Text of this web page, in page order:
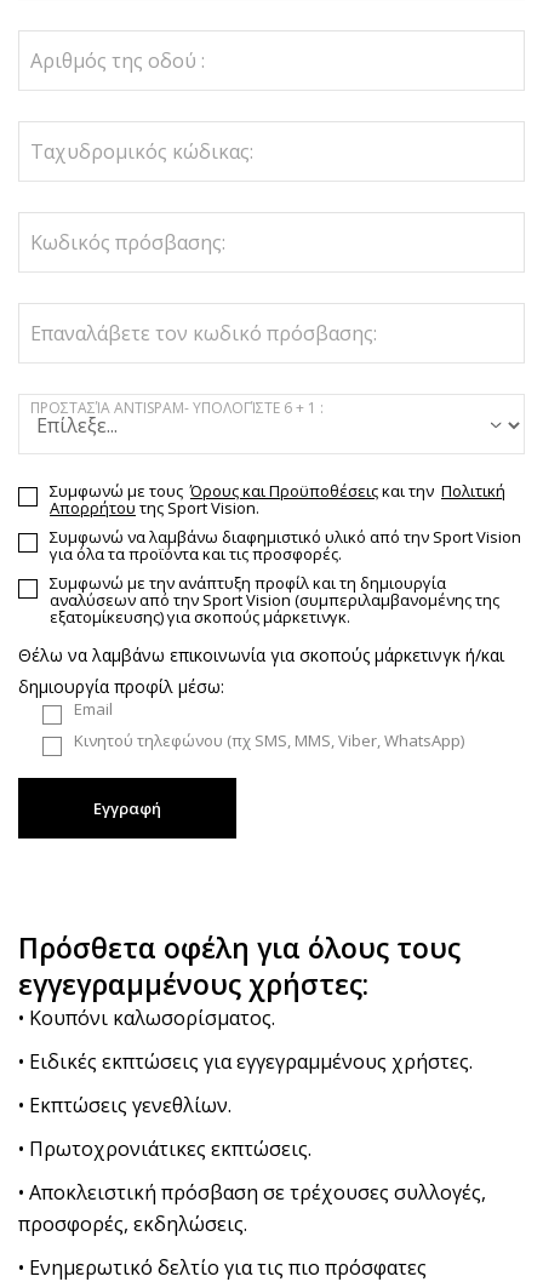
Αριθμός της οδού :
Ταχυδρομικός κώδικας:
Κωδικός πρόσβασης:
Επαναλάβετε τον κωδικό πρόσβασης:
ΠΡΟΣΤΑΣΊΑ ANTISPAM- ΥΠΟΛΟΓΊΣΤΕ 6 + 1 :
Συμφωνώ με τους Όρους και Προϋποθέσειςκαι την Πολιτική
Απορρήτου της Sport Vision.
Συμφωνώ να λαμβάνω διαφημιστικό υλικό από την Sport Vision
για όλα τα προϊόντα και τις προσφορές.
Συμφωνώ με την ανάπτυξη προφίλ και τη δημιουργία
αναλύσεων από την Sport Vision (συμπεριλαμβανομένης της
εξατομίκευσης) για σκοπούς μάρκετινγκ.
Θέλω να λαμβάνω επικοινωνία για σκοπούς μάρκετινγκ ή/και
δημιουργία προφίλ μέσω:
Email
Κινητού τηλεφώνου (πχ SMS, MMS, Viber, WhatsApp)
Εγγραφή
Πρόσθετα οφέλη για όλους τους
εγγεγραμμένους χρήστες:
• Κουπόνι καλωσορίσματος.
• Ειδικές εκπτώσεις για εγγεγραμμένους χρήστες.
• Εκπτώσεις γενεθλίων.
• Πρωτοχρονιάτικες εκπτώσεις.
• Αποκλειστική πρόσβαση σε τρέχουσες συλλογές,
προσφορές, εκδηλώσεις.
• Ενημερωτικό δελτίο για τις πιο πρόσφατες